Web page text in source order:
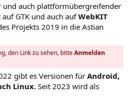
und auch plattformübergreifender
GTK und auch aufWebKIT
Projekts 2019 in die Astian
den Link zu sehen, bitteAnmelden
gibt es Versionen für Android,
Linux. Seit 2023 wird als